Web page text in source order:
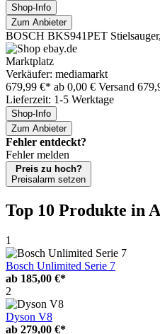
Shop-Info
Zum Anbieter
BOSCH BKS941PET
Marktplatz
Verkäufer: mediamarkt
679,99 €* ab 0,00 € Versand
Lieferzeit: 1-5 Werktage
Shop-Info
Zum Anbieter
Fehler entdeckt?
Fehler melden
Preis zu hoch?
Preisalarm setzen
Top 10 Produkte in
1
Bosch Unlimited Serie 7
ab 185,00 €*
2
Dyson V8
ab 279,00 €*